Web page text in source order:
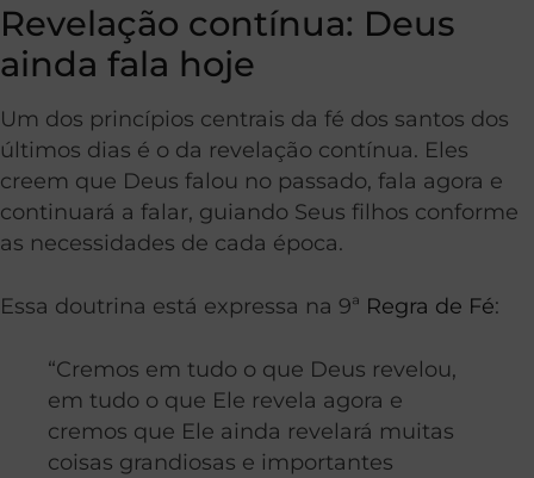
Revelação contínua: Deus
ainda fala hoje
Um dos princípios centrais da fé dos santos dos
últimos dias é o da revelação contínua. Eles
creem que Deus falou no passado, fala agora e
continuará a falar, guiando Seus filhos conforme
as necessidades de cada época.
Essa doutrina está expressa na 9ª Regra de Fé:
“Cremos em tudo o que Deus revelou,
em tudo o que Ele revela agora e
cremos que Ele ainda revelará muitas
coisas grandiosas e importantes